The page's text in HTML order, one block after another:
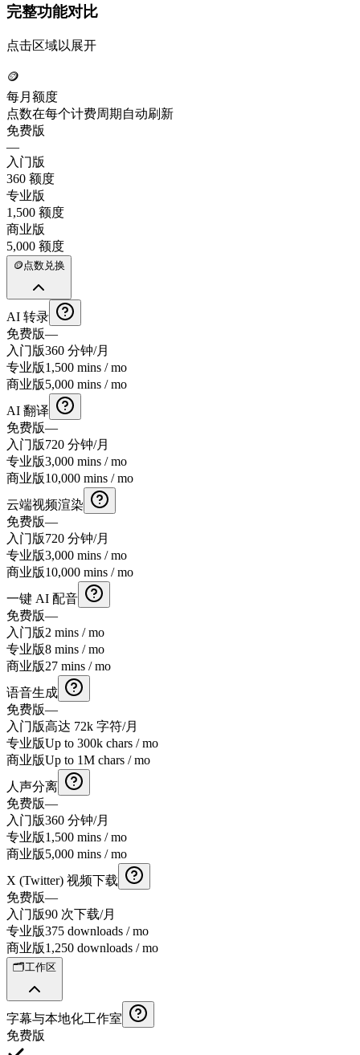
完整功能对比
点击区域以展开
🪙
每月额度
点数在每个计费周期自动刷新
免费版
—
入门版
360 额度
专业版
1,500 额度
商业版
5,000 额度
🪙点数兑换
AI 转录
免费版—
入门版360 分钟/月
专业版1,500 mins / mo
商业版5,000 mins / mo
AI 翻译
免费版—
入门版720 分钟/月
专业版3,000 mins / mo
商业版10,000 mins / mo
云端视频渲染
免费版—
入门版720 分钟/月
专业版3,000 mins / mo
商业版10,000 mins / mo
一键 AI 配音
免费版—
入门版2 mins / mo
专业版8 mins / mo
商业版27 mins / mo
语音生成
免费版—
入门版高达 72k 字符/月
专业版Up to 300k chars / mo
商业版Up to 1M chars / mo
人声分离
免费版—
入门版360 分钟/月
专业版1,500 mins / mo
商业版5,000 mins / mo
X (Twitter) 视频下载
免费版—
入门版90 次下载/月
专业版375 downloads / mo
商业版1,250 downloads / mo
🗂️工作区
字幕与本地化工作室
免费版